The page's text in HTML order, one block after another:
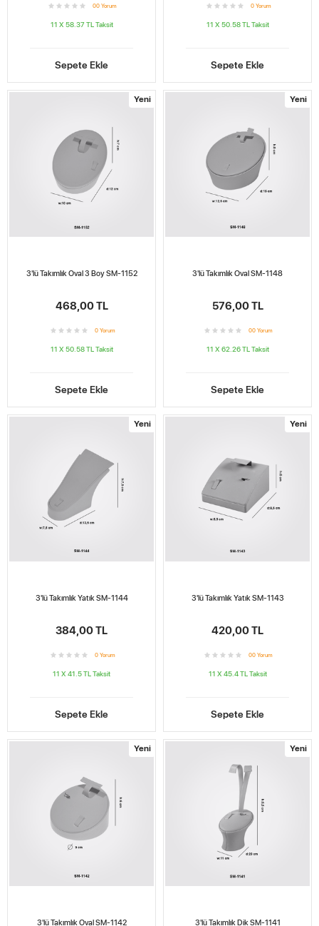
00 Yorum
11 X 58.37 TL Taksit
Sepete Ekle
0 Yorum
11 X 50.58 TL Taksit
Sepete Ekle
Yeni
3'lü Takımlık Oval 3 Boy SM-1152
468,00 TL
0 Yorum
11 X 50.58 TL Taksit
Sepete Ekle
Yeni
3'lü Takımlık Oval SM-1148
576,00 TL
00 Yorum
11 X 62.26 TL Taksit
Sepete Ekle
Yeni
3'lü Takımlık Yatık SM-1144
384,00 TL
0 Yorum
11 X 41.5 TL Taksit
Sepete Ekle
Yeni
3'lü Takımlık Yatık SM-1143
420,00 TL
00 Yorum
11 X 45.4 TL Taksit
Sepete Ekle
Yeni
3'lü Takımlık Oval SM-1142
Yeni
3'lü Takımlık Dik SM-1141